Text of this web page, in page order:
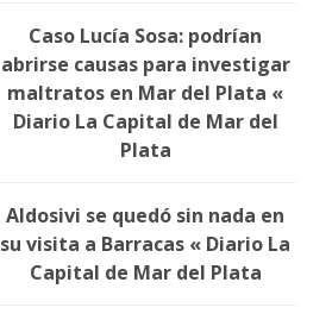
Caso Lucía Sosa: podrían
abrirse causas para investigar
maltratos en Mar del Plata «
Diario La Capital de Mar del
Plata
Aldosivi se quedó sin nada en
su visita a Barracas « Diario La
Capital de Mar del Plata